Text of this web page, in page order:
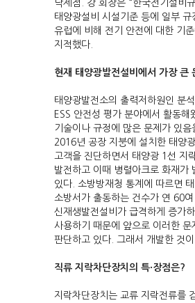
낙제점. 강 회장은 “한국전기설비
태양광설비 시설기준 등에 일부
유럽에 비해 전기 안전에 대한 기
지적했다.
현재 태양광발전설비에서 가장 큰
태양광발전소의 출력저하원인 분
ESS 안전성 평가 분야에서 활동해
기술이나 규정에 많은 문제가 있음
2016년 공장 지붕에 설치한 태양
고객을 진단하면서 태양광 1선 지
발전하고 이때 병렬아크로 화재가
있다. 소방방재청 통계에 따르면
소방서가 출동하는 건수가 연 60
신재생발전설비가 급격하게 증가
사용하기 때문에 앞으로 이러한
판단하고 있다. 그래서 개발한 것
직류 지락차단장치의 특·장점은?
지락차단장치는 교류 지락전류를